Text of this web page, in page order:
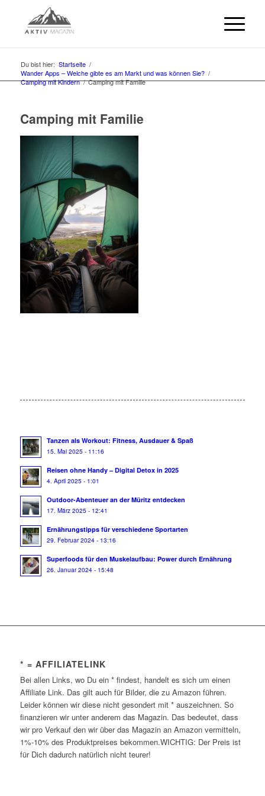
Du bist hier: Startseite /
Wander Apps – Welche gibte es am Markt und was können Sie? /
Camping mit Kindern / Camping mit Familie
Camping mit Familie
Tanzen als Workout: Fitness, Ausdauer & Spaß
15. Mai 2025 - 11:16
Reisen ohne Handy – Digital Detox in 2025
4. April 2025 - 1:01
Outdoor-Abenteuer an der Müritz entdecken
17. März 2025 - 12:41
Ernährungstipps für verschiedene Sportarten
29. Februar 2024 - 13:16
Superfoods für den Muskelaufbau: Power durch Ernährung
26. Januar 2024 - 15:48
* = AFFILIATELINK
Bei allen Links, wo Du ein * findest, handelt es sich um einen
Affiliate Link. Das gilt auch für Bilder, die zu Amazon führen.
Leider können wir diese nicht gesondert mit * auszeichnen. So
finanzieren wir unter anderem das Magazin. Das bedeutet, dass
wir pro Verkauf den wir über das Magazin an Amazon vermitteln,
1%-10% des Produktpreises bekommen.WICHTIG: Der Preis ist
für Dich dadurch natürlich nicht teurer!